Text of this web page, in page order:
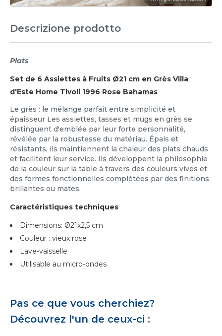
Descrizione prodotto
Plats
Set de 6 Assiettes à Fruits Ø21 cm en Grès Villa
d'Este Home Tivoli 1996 Rose Bahamas
Le grès : le mélange parfait entre simplicité et
épaisseur Les assiettes, tasses et mugs en grès se
distinguent d'emblée par leur forte personnalité,
révélée par la robustesse du matériau. Épais et
résistants, ils maintiennent la chaleur des plats chauds
et facilitent leur service. Ils développent la philosophie
de la couleur sur la table à travers des couleurs vives et
des formes fonctionnelles complétées par des finitions
brillantes ou mates.
Caractéristiques techniques
Dimensions: Ø21x2,5 cm
Couleur : vieux rose
Lave-vaisselle
Utilisable au micro-ondes
Pas ce que vous cherchiez?
Découvrez l'un de ceux-ci :